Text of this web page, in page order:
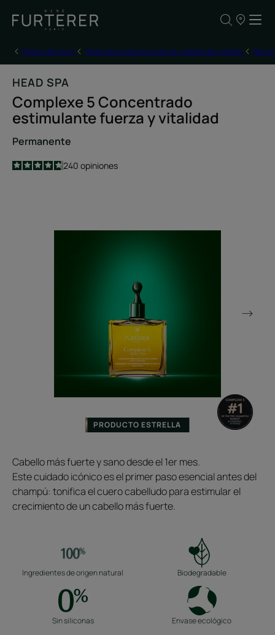
NUESTROS
VENTA
Página de inicio Todos los productos para el cuidado del cabello
HEAD SPA
Complexe 5 Concentrado
estimulante fuerza y vitalidad
Permanente
4.7
/5
240 opiniones
PRODUCTO ESTRELLA
Cabello más fuerte y sano desde el 1er mes.
Este cuidado icónico es el primer paso esencial antes del
champú: tonifica el cuero cabelludo para estimular el
crecimiento de un cabello más fuerte.
Ingredientes de origen natural Biodegradable
Sin siliconas Envase ecológico